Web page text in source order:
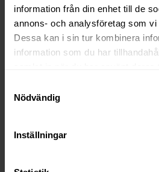
information från din enhet till de
annons- och analysföretag som
Dessa kan i sin tur kombinera
information som du har
Nödvändig
Inställningar